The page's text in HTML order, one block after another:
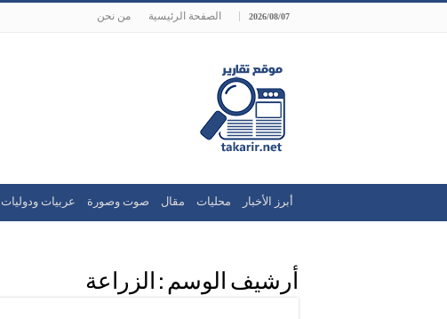
2026/08/07 الصفحة الرئيسية من نحن
أبرز الأخبار محليات مقال صوت وصورة عربيات ودوليات
أرشيف الوسم : الزراعة